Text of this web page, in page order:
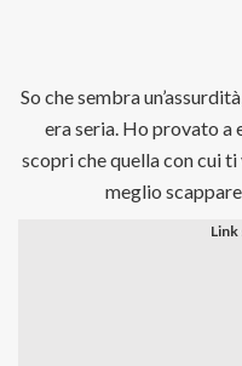
So che sembra
era seria. Ho provato a
scopri che quella con cui
meglio